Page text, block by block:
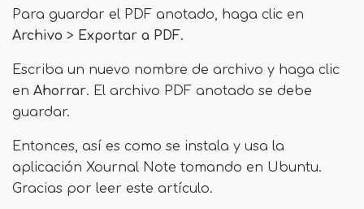
Para guardar el PDF anotado, haga clic en
Archivo > Exportar a PDF.
Escriba un nuevo nombre de archivo y haga clic
en Ahorrar. El archivo PDF anotado se debe
guardar.
Entonces, así es como se instala y usa la
aplicación Xournal Note tomando en Ubuntu.
Gracias por leer este artículo.